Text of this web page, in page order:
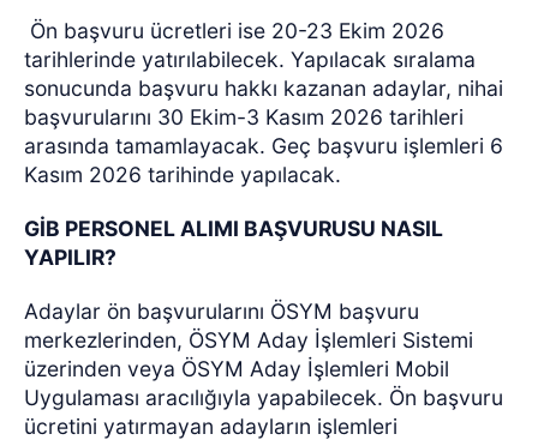
Ön başvuru ücretleri ise 20-23 Ekim 2026
tarihlerinde yatırılabilecek. Yapılacak sıralama
sonucunda başvuru hakkı kazanan adaylar, nihai
başvurularını 30 Ekim-3 Kasım 2026 tarihleri
arasında tamamlayacak. Geç başvuru işlemleri 6
Kasım 2026 tarihinde yapılacak.
GİB PERSONEL ALIMI BAŞVURUSU NASIL
YAPILIR?
Adaylar ön başvurularını ÖSYM başvuru
merkezlerinden, ÖSYM Aday İşlemleri Sistemi
üzerinden veya ÖSYM Aday İşlemleri Mobil
Uygulaması aracılığıyla yapabilecek. Ön başvuru
ücretini yatırmayan adayların işlemleri